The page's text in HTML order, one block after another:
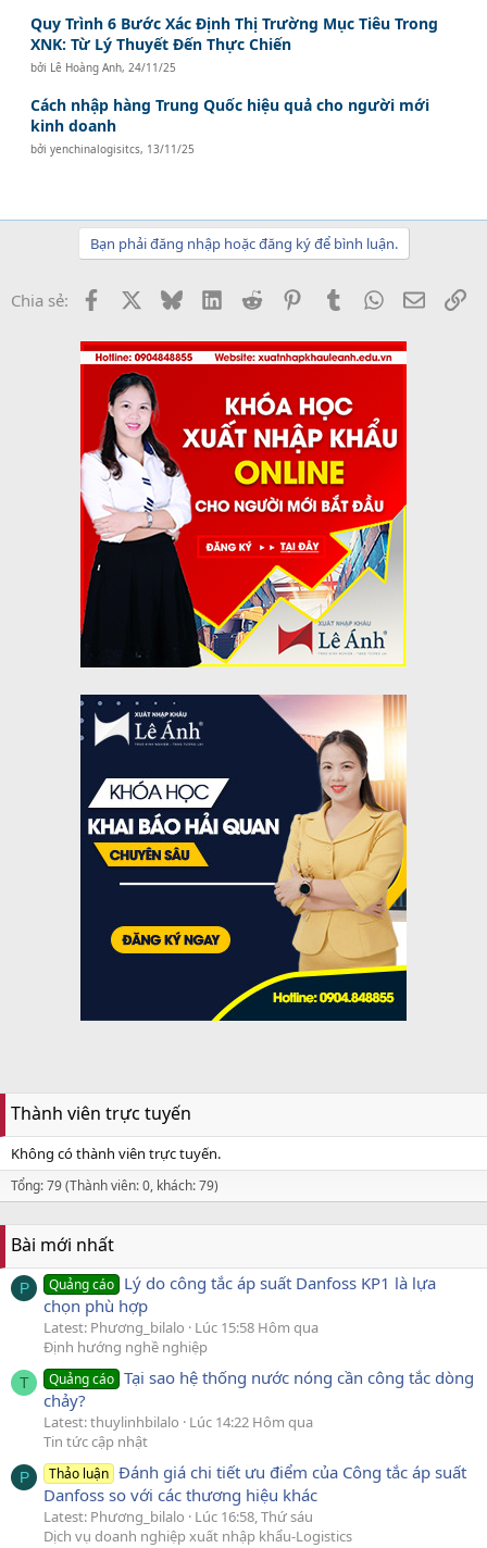
Quy Trình 6 Bước Xác Định Thị Trường Mục Tiêu Trong
XNK: Từ Lý Thuyết Đến Thực Chiến
bởi Lê Hoàng Anh, 24/11/25
Cách nhập hàng Trung Quốc hiệu quả cho người mới
kinh doanh
bởiyenchinalogisitcs, 13/11/25
Bạn phải đăng nhập hoặc đăng ký để bình luận.
Chia sẻ: Facebook BlueskyLinkedInReddit PinterestTumblrWhatsApp
Email
Thành viên trực tuyến
Không có thành viên trực tuyến.
Tổng: 79 (Thành viên: 0, khách: 79)
Bài mới nhất
P Quảng cáo Lý do công tắc áp suất Danfoss KP1 là lựa
chọn phù hợp
Latest: Phương_bilalo
Lúc 15:58 Hôm qua
Định hướng nghề nghiệp
T Quảng cáo Tại sao hệ thống nước nóng cần công tắc dòng
chảy?
Latest: thuylinhbilalo
Lúc 14:22 Hôm qua
Tin tức cập nhật
P Thảo luận Đánh giá chi tiết ưu điểm của Công tắc áp suất
Danfoss so với các thương hiệu khác
Latest: Phương_bilalo
Lúc 16:58, Thứ sáu
Dịch vụ doanh nghiệp xuất nhập khẩu-Logistics